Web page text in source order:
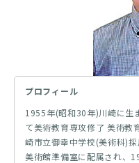
プロフィール
1955年(昭和30年)川崎に生
て美術教育専攻修了 美術
崎市立御幸中学校(美術科)
美術館準備室に配属され、